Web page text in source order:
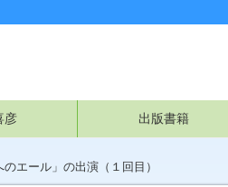
彦 出版書籍
エール」の出演（１回目）